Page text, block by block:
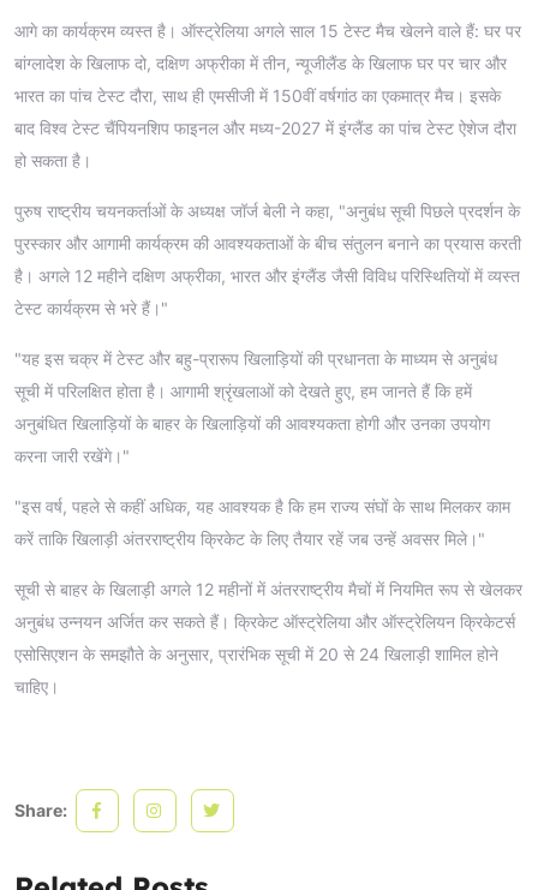
आगे का कार्यक्रम व्यस्त है। ऑस्ट्रेलिया अगले साल 15 टेस्ट मैच खेलने वाले हैं: घर पर
बांग्लादेश के खिलाफ दो, दक्षिण अफ्रीका में तीन, न्यूजीलैंड के खिलाफ घर पर चार और
भारत का पांच टेस्ट दौरा, साथ ही एमसीजी में 150वीं वर्षगांठ का एकमात्र मैच। इसके
बाद विश्व टेस्ट चैंपियनशिप फाइनल और मध्य-2027 में इंग्लैंड का पांच टेस्ट ऐशेज दौरा
हो सकता है।
पुरुष राष्ट्रीय चयनकर्ताओं के अध्यक्ष जॉर्ज बेली ने कहा, "अनुबंध सूची पिछले प्रदर्शन के
पुरस्कार और आगामी कार्यक्रम की आवश्यकताओं के बीच संतुलन बनाने का प्रयास करती
है। अगले 12 महीने दक्षिण अफ्रीका, भारत और इंग्लैंड जैसी विविध परिस्थितियों में व्यस्त
टेस्ट कार्यक्रम से भरे हैं।"
"यह इस चक्र में टेस्ट और बहु-प्रारूप खिलाड़ियों की प्रधानता के माध्यम से अनुबंध
सूची में परिलक्षित होता है। आगामी श्रृंखलाओं को देखते हुए, हम जानते हैं कि हमें
अनुबंधित खिलाड़ियों के बाहर के खिलाड़ियों की आवश्यकता होगी और उनका उपयोग
करना जारी रखेंगे।"
"इस वर्ष, पहले से कहीं अधिक, यह आवश्यक है कि हम राज्य संघों के साथ मिलकर काम
करें ताकि खिलाड़ी अंतरराष्ट्रीय क्रिकेट के लिए तैयार रहें जब उन्हें अवसर मिले।"
सूची से बाहर के खिलाड़ी अगले 12 महीनों में अंतरराष्ट्रीय मैचों में नियमित रूप से खेलकर
अनुबंध उन्नयन अर्जित कर सकते हैं। क्रिकेट ऑस्ट्रेलिया और ऑस्ट्रेलियन क्रिकेटर्स
एसोसिएशन के समझौते के अनुसार, प्रारंभिक सूची में 20 से 24 खिलाड़ी शामिल होने
चाहिए।
Share: